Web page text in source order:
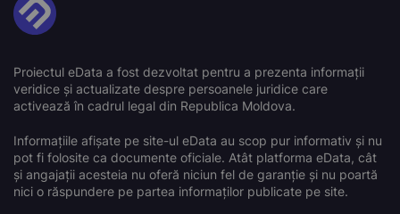
Proiectul eData a fost dezvoltat pentru a prezenta informații
veridice și actualizate despre persoanele juridice care
activează în cadrul legal din Republica Moldova.
Informațiile afișate pe site-ul eData au scop pur informativ și nu
pot fi folosite ca documente oficiale. Atât platforma eData, cât
și angajații acesteia nu oferă niciun fel de garanție și nu poartă
nici o răspundere pe partea informaților publicate pe site.